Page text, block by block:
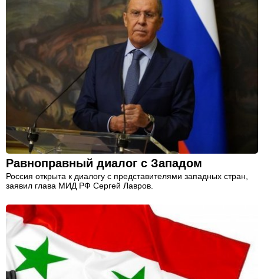
Равноправный диалог с Западом
Россия открыта к диалогу с представителями западных стран,
заявил глава МИД РФ Сергей Лавров.